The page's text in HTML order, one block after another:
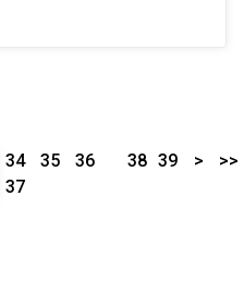
34 35
36
37
38 39 > >>